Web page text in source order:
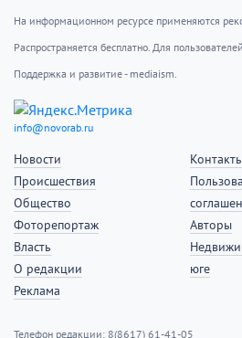
На информационном ресурсе применяются
Распространяется бесплатно. Для
Поддержка и развитие - mediaism.
info@novorab.ru
Новости
Происшествия
Общество
Фоторепортаж
Власть
О редакции
Реклама
Авторы
юге
Телефон редакции: 8(8617) 61-41-05